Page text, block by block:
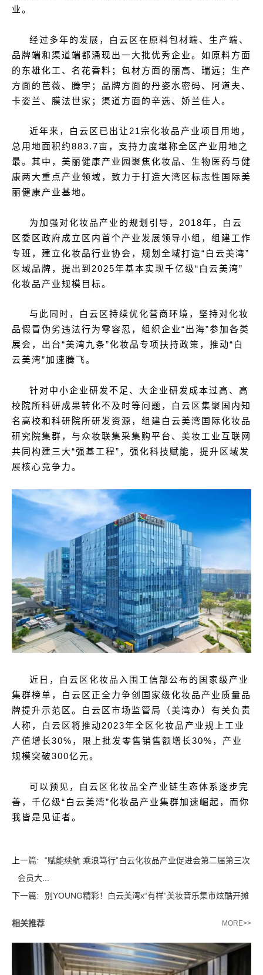
业。
经过多年的发展，白云区在原料包材端、生产端、
品牌端和渠道端都涌现出一大批优秀企业。如原料方面
的东雄化工、名花香料；包材方面的丽高、瑞远；生产
方面的芭薇、腾宇；品牌方面的丹姿水密码、阿道夫、
卡姿兰、膜法世家；渠道方面的辛选、娇兰佳人。
近年来，白云区已出让21宗化妆品产业项目用地，
总用地面积约883.7亩，支持力度堪称全区产业用地之
最。其中，美丽健康产业园聚焦化妆品、生物医药与健
康两大重点产业领域，致力于打造大湾区标志性国际美
丽健康产业基地。
为加强对化妆品产业的规划引导，2018年，白云
区委区政府成立区内首个产业发展领导小组，组建工作
专班，建立化妆品行业协会，规划全域打造“白云美湾”
区域品牌，提出到2025年基本实现千亿级“白云美湾”
化妆品产业规模目标。
与此同时，白云区持续优化营商环境，坚持对化妆
品假冒伪劣违法行为零容忍，组织企业“出海”参加各类
展会，出台“美湾九条”化妆品专项扶持政策，推动“白
云美湾”加速腾飞。
针对中小企业研发不足、大企业研发成本过高、高
校院所科研成果转化不及时等问题，白云区集聚国内知
名高校和科研院所研发资源，组建白云美湾国际化妆品
研究院集群，与众妆联集采集购平台、美妆工业互联网
共同构建三大“强基工程”，强化科技赋能，提升区域发
展核心竞争力。
近日，白云区化妆品入围工信部公布的国家级产业
集群榜单，白云区正全力争创国家级化妆品产业质量品
牌提升示范区。白云区市场监管局（美湾办）有关负责
人称，白云区将推动2023年全区化妆品产业规上工业
产值增长30%，限上批发零售销售额增长30%，产业
规模突破300亿元。
可以预见，白云区化妆品全产业链生态体系逐步完
善，千亿级“白云美湾”化妆品产业集群加速崛起，而你
我皆是见证者。
上一篇:
“赋能续航 乘浪笃行”白云化妆品产业促进会第二届第三次
会员大...
下一篇:
别YOUNG精彩！白云美湾x“有样”美妆音乐集市炫酷开摊
相关推荐 MORE>>